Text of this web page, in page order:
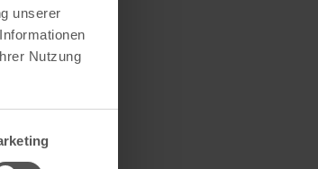
unserer
Nutzung